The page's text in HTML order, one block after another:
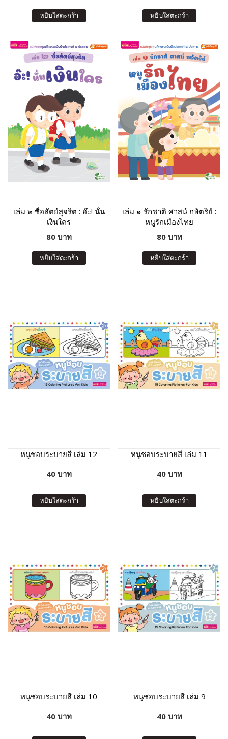
หยิบใส่ตะกร้า หยิบใส่ตะกร้า
เล่ม ๒ ซื่อสัตย์สุจริต : อ๊ะ! นั่น
เงินใคร
80 บาท
หยิบใส่ตะกร้า
เล่ม ๑ รักชาติ ศาสน์ กษัตริย์ :
หนูรักเมืองไทย
80 บาท
หยิบใส่ตะกร้า
หนูชอบระบายสี เล่ม 12
40 บาท
หยิบใส่ตะกร้า
หนูชอบระบายสี เล่ม 11
40 บาท
หยิบใส่ตะกร้า
หนูชอบระบายสี เล่ม 10
40 บาท
หนูชอบระบายสี เล่ม 9
40 บาท